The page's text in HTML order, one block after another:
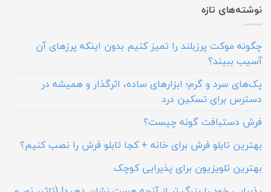
نوشته‌های تازه
چگونه موکت پرزبلند را تمیز کنیم بدون اینکه پرزهای آن
آسیب ببیند؟
پک‌های سرد و گرم؛ ابزارهای ساده، اثرگذار و همیشه در
دسترس برای تسکین درد
فرش دستبافت گونه چیست؟
بهترین تابلو فرش برای خانه + کجا تابلو فرش را نصب کنیم؟
بهترین تلویزیون برای پذیرایی کوچک